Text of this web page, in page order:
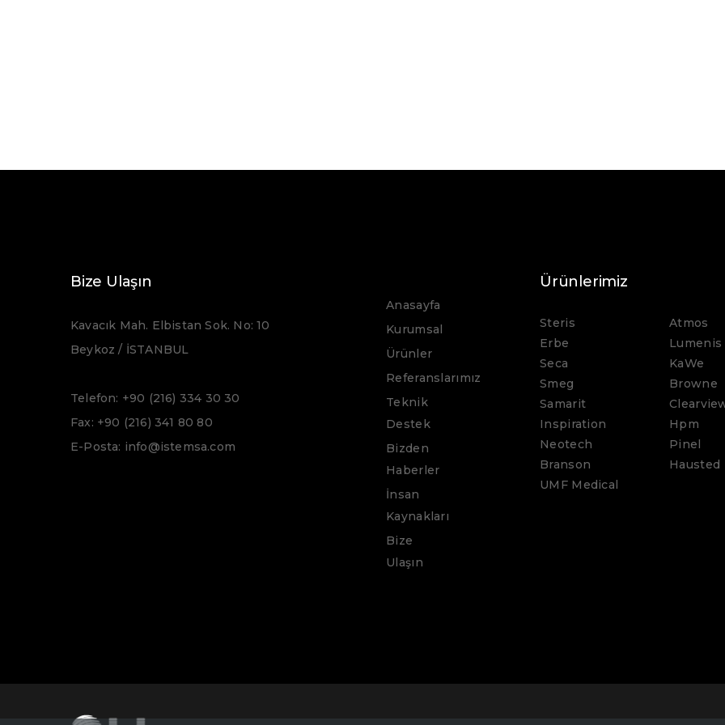
VersaPulse P20H
Bize Ulaşın
Kavacık Mah. Elbistan Sok. No: 10
Beykoz / İSTANBUL
Telefon: +90 (216) 334 30 30
Fax: +90 (216) 341 80 80
E-Posta: info@istemsa.com
Anasayfa
Kurumsal
Ürünler
Referanslarımız
Teknik
Destek
Bizden
Haberler
İnsan
Kaynakları
Bize
Ulaşın
Ürünlerimiz
Steris
Atmos
Erbe
Lumenis
Seca
KaWe
Smeg
Browne
Samarit
Inspiration
Hpm
Neotech
Pinel
Branson
Hausted
UMF Medical